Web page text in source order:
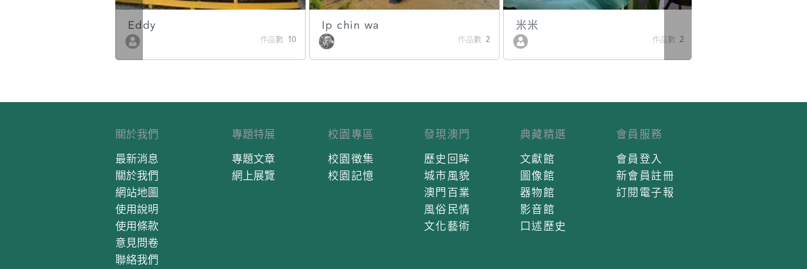
Eddy
作品數 10
Ip chin wa
作品數 2
米米
作品數 2
關於我們
最新消息
關於我們
網站地圖
使用說明
使用條款
意見問卷
聯絡我們
專題特展
專題文章
網上展覽
校園專區
校園徵集
校園記憶
發現澳門
歷史回眸
城市風貌
澳門百業
風俗民情
文化藝術
典藏精選
文獻館
圖像館
器物館
影音館
口述歷史
會員服務
會員登入
新會員註冊
訂閱電子報